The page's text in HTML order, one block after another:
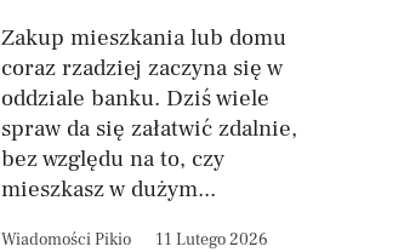
Zakup mieszkania lub domu
coraz rzadziej zaczyna się w
oddziale banku. Dziś wiele
spraw da się załatwić zdalnie,
bez względu na to, czy
mieszkasz w dużym...
Wiadomości Pikio 11 Lutego 2026